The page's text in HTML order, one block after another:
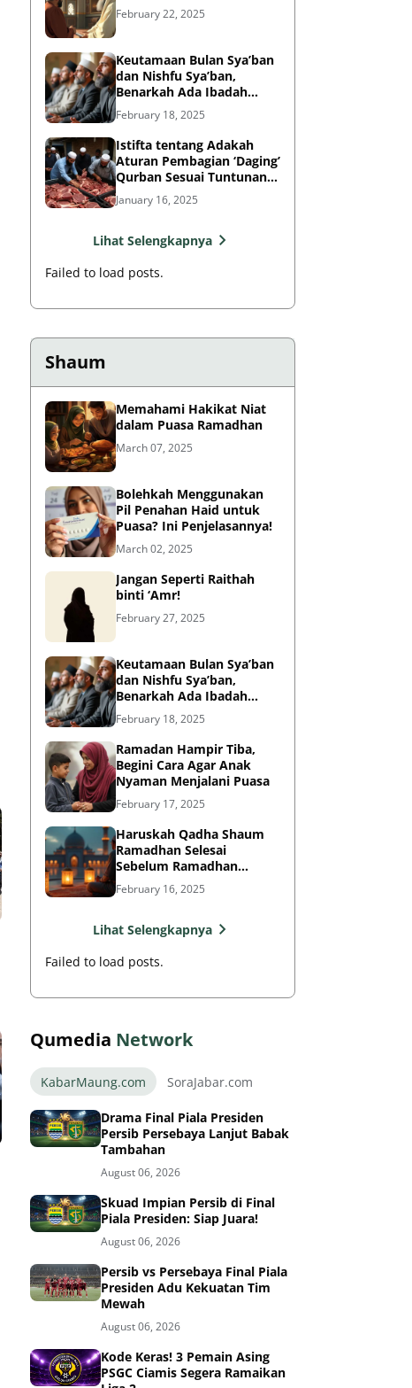
February 22, 2025
Keutamaan Bulan Sya’ban
dan Nishfu Sya’ban,
Benarkah Ada Ibadah
Khusus?
February 18, 2025
Istifta tentang Adakah
Aturan Pembagian ‘Daging’
Qurban Sesuai Tuntunan
Rasulullah?
January 16, 2025
Lihat Selengkapnya
Failed to load posts.
Shaum
Memahami Hakikat Niat
dalam Puasa Ramadhan
March 07, 2025
Bolehkah Menggunakan
Pil Penahan Haid untuk
Puasa? Ini Penjelasannya!
March 02, 2025
Jangan Seperti Raithah
binti ‘Amr!
February 27, 2025
Keutamaan Bulan Sya’ban
dan Nishfu Sya’ban,
Benarkah Ada Ibadah
Khusus?
February 18, 2025
Ramadan Hampir Tiba,
Begini Cara Agar Anak
Nyaman Menjalani Puasa
February 17, 2025
Haruskah Qadha Shaum
Ramadhan Selesai
Sebelum Ramadhan
Berikutnya?
February 16, 2025
Lihat Selengkapnya
Failed to load posts.
Qumedia Network
KabarMaung.com SoraJabar.com
Drama Final Piala Presiden
Persib Persebaya Lanjut Babak
Tambahan
August 06, 2026
Skuad Impian Persib di Final
Piala Presiden: Siap Juara!
August 06, 2026
Persib vs Persebaya Final Piala
Presiden Adu Kekuatan Tim
Mewah
August 06, 2026
Kode Keras! 3 Pemain Asing
PSGC Ciamis Segera Ramaikan